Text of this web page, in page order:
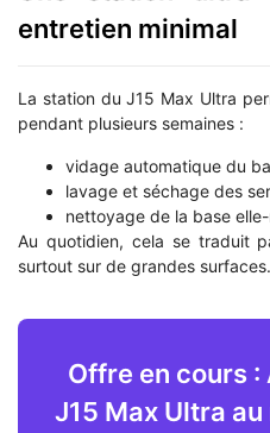
entretien minimal
La station du J15 Max Ultra
pendant plusieurs semaines :
vidage automatique du
lavage et séchage des
nettoyage de la base
Au quotidien, cela se traduit
surtout sur de grandes surfaces.
Offre en cours
J15 Max Ultra